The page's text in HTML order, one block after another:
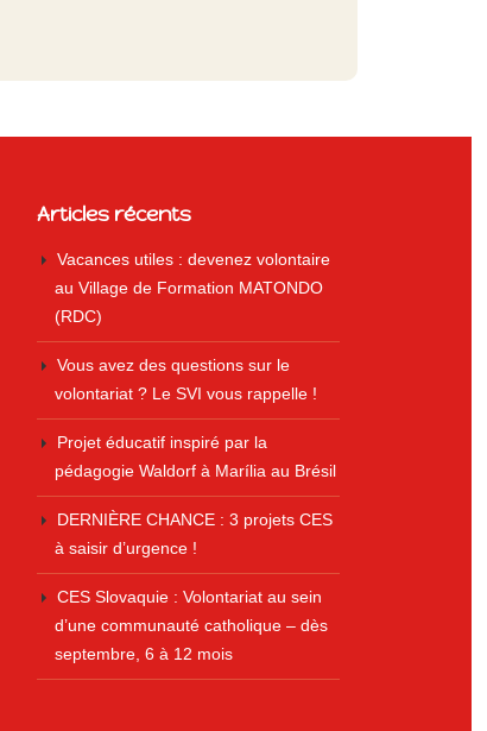
Articles récents
Vacances utiles : devenez volontaire
au Village de Formation MATONDO
(RDC)
Vous avez des questions sur le
volontariat ? Le SVI vous rappelle !
Projet éducatif inspiré par la
pédagogie Waldorf à Marília au Brésil
DERNIÈRE CHANCE : 3 projets CES
à saisir d’urgence !
CES Slovaquie : Volontariat au sein
d’une communauté catholique – dès
septembre, 6 à 12 mois